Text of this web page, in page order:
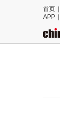
首页
APP